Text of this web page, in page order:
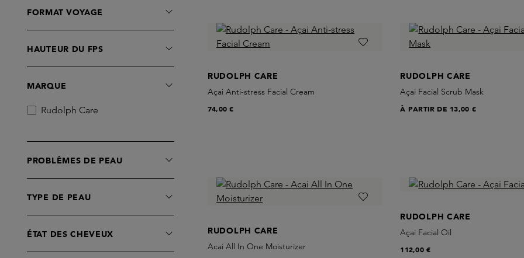
Moisturisers
Soins des Mains
Soins des Yeux
FORMAT VOYAGE
HAUTEUR DU FPS
MARQUE
Rudolph Care
PROBLÈMES DE PEAU
TYPE DE PEAU
ÉTAT DES CHEVEUX
RUDOLPH CARE
Açai Anti-stress Facial Cream
74,00 €
RUDOLPH CARE
Açai Facial Scrub Mask
À PARTIR DE 13,00 €
RUDOLPH CARE
Acai All In One Moisturizer
RUDOLPH CARE
Açai Facial Oil
112,00 €